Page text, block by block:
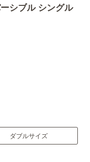
シブル シングル
ダブルサイズ